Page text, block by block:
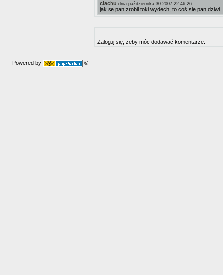
ciachu dnia października 30 2007 22:46:26
jak se pan zrobił toki wydech, to coś sie pan dziwi
Zaloguj się, żeby móc dodawać komentarze.
Powered by ©